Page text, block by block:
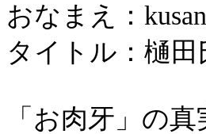
おなまえ：
タイトル：樋田
「お肉牙」の